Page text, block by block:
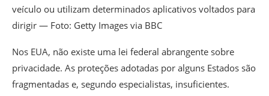
veículo ou utilizam determinados aplicativos voltados para
dirigir — Foto: Getty Images via BBC
Nos EUA, não existe uma lei federal abrangente sobre
privacidade. As proteções adotadas por alguns Estados são
fragmentadas e, segundo especialistas, insuficientes.